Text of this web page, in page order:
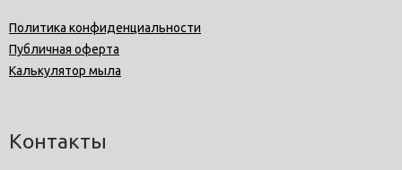
Политика конфиденциальности
Публичная оферта
Калькулятор мыла
Контакты